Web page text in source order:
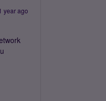
year ago